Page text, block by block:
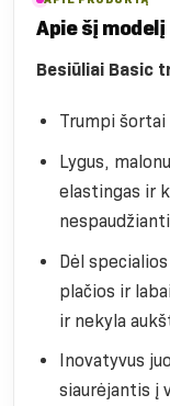
Apie šį modelį
Besiūliai Basic
Trumpi
Lygus,
elastingas ir
Dėl
plačios ir
ir nekyla
Inovatyvus
siaurėjantis į